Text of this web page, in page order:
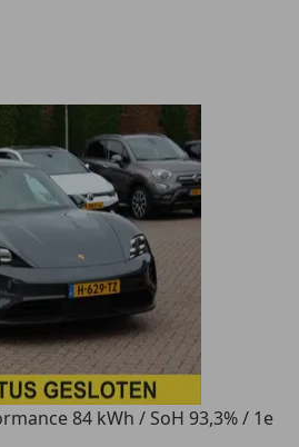
84 kWh / SoH 93,3% / 1e